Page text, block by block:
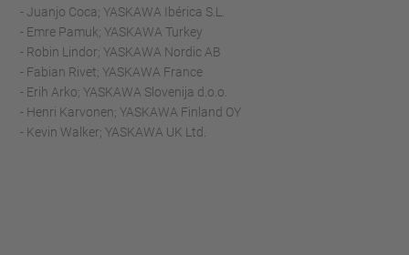
- Juanjo Coca; YASKAWA Ibérica S.L.
- Emre Pamuk; YASKAWA Turkey
- Robin Lindor; YASKAWA Nordic AB
- Fabian Rivet; YASKAWA France
- Erih Arko; YASKAWA Slovenija d.o.o.
- Henri Karvonen; YASKAWA Finland OY
- Kevin Walker; YASKAWA UK Ltd.